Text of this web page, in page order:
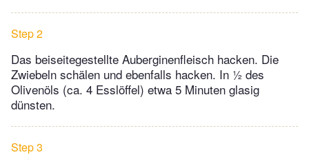
Step 2
Das beiseitegestellte Auberginenfleisch hacken. Die
Zwiebeln schälen und ebenfalls hacken. In ½ des
Olivenöls (ca. 4 Esslöffel) etwa 5 Minuten glasig
dünsten.
Step 3